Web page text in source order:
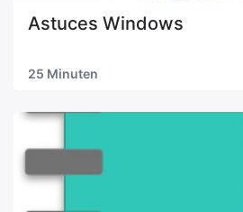
Astuces Windows
25 Minuten